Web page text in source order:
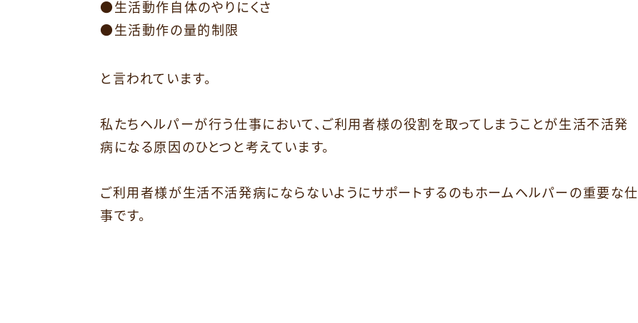
●生活動作自体のやりにくさ
●生活動作の量的制限
と言われています。
私たちヘルパーが行う仕事において、ご利用者様の役割を取ってしまうことが生活不活発
病になる原因のひとつと考えています。
ご利用者様が生活不活発病にならないようにサポートするのもホームヘルパーの重要な仕
事です。